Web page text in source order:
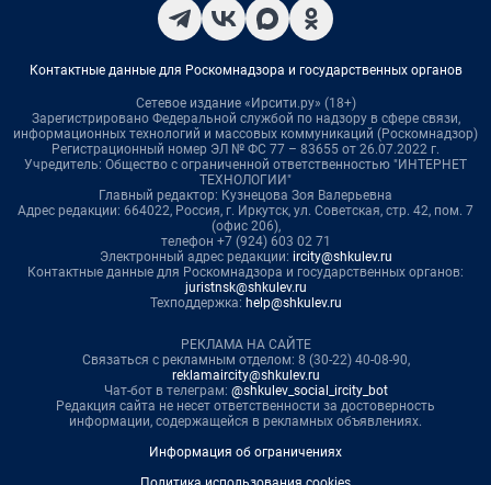
Контактные данные для Роскомнадзора и государственных органов
Сетевое издание «Ирсити.ру» (18+)
Зарегистрировано Федеральной службой по надзору в сфере связи,
информационных технологий и массовых коммуникаций (Роскомнадзор)
Регистрационный номер ЭЛ № ФС 77 – 83655 от 26.07.2022 г.
Учредитель: Общество с ограниченной ответственностью "ИНТЕРНЕТ
ТЕХНОЛОГИИ"
Главный редактор: Кузнецова Зоя Валерьевна
Адрес редакции: 664022, Россия, г. Иркутск, ул. Советская, стр. 42, пом. 7
(офис 206),
телефон +7 (924) 603 02 71
Электронный адрес редакции: ircity@shkulev.ru
Контактные данные для Роскомнадзора и государственных органов:
juristnsk@shkulev.ru
Техподдержка: help@shkulev.ru
РЕКЛАМА НА САЙТЕ
Связаться с рекламным отделом: 8 (30-22) 40-08-90,
reklamaircity@shkulev.ru
Чат-бот в телеграм: @shkulev_social_ircity_bot
Редакция сайта не несет ответственности за достоверность
информации, содержащейся в рекламных объявлениях.
Информация об ограничениях